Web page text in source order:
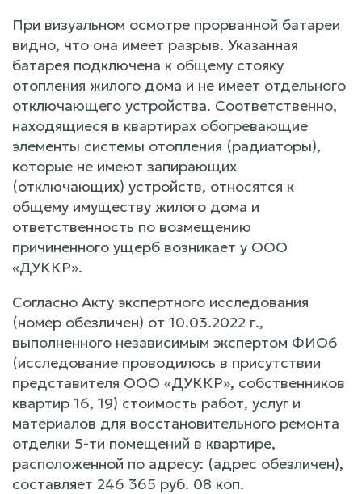
При визуальном осмотре прорванной батареи
видно, что она имеет разрыв. Указанная
батарея подключена к общему стояку
отопления жилого дома и не имеет отдельного
отключающего устройства. Соответственно,
находящиеся в квартирах обогревающие
элементы системы отопления (радиаторы),
которые не имеют запирающих
(отключающих) устройств, относятся к
общему имуществу жилого дома и
ответственность по возмещению
причиненного ущерб возникает у ООО
«ДУККР».
Согласно Акту экспертного исследования
(номер обезличен) от 10.03.2022 г.,
выполненного независимым экспертом ФИО6
(исследование проводилось в присутствии
представителя ООО «ДУККР», собственников
квартир 16, 19) стоимость работ, услуг и
материалов для восстановительного ремонта
отделки 5-ти помещений в квартире,
расположенной по адресу: (адрес обезличен),
составляет 246 365 руб. 08 коп.